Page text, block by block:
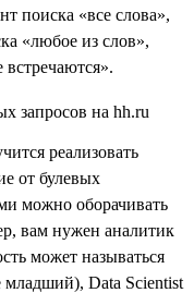
поиска «все слова»,
«любое из слов»,
реализовать
от булевых
можно оборачивать
вам нужен аналитик
может называться
Data Scientist